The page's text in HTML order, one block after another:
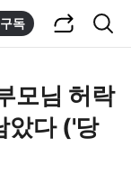
구독
모님 허락
았다 ('당